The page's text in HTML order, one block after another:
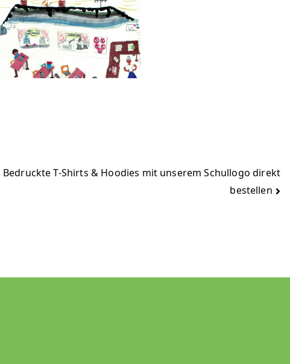
Bedruckte T-Shirts & Hoodies mit unserem Schullogo direkt
bestellen